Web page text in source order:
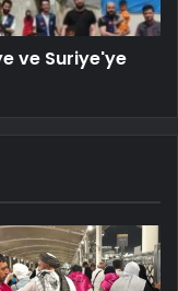
ve Suriye'ye